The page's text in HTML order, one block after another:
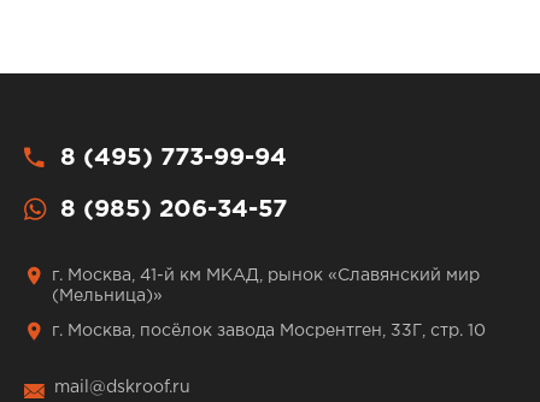
8 (495) 773-99-94
8 (985) 206-34-57
г. Москва, 41-й км МКАД, рынок «Славянский мир
(Мельница)»
г. Москва, посёлок завода Мосрентген, 33Г, стр. 10
mail@dskroof.ru